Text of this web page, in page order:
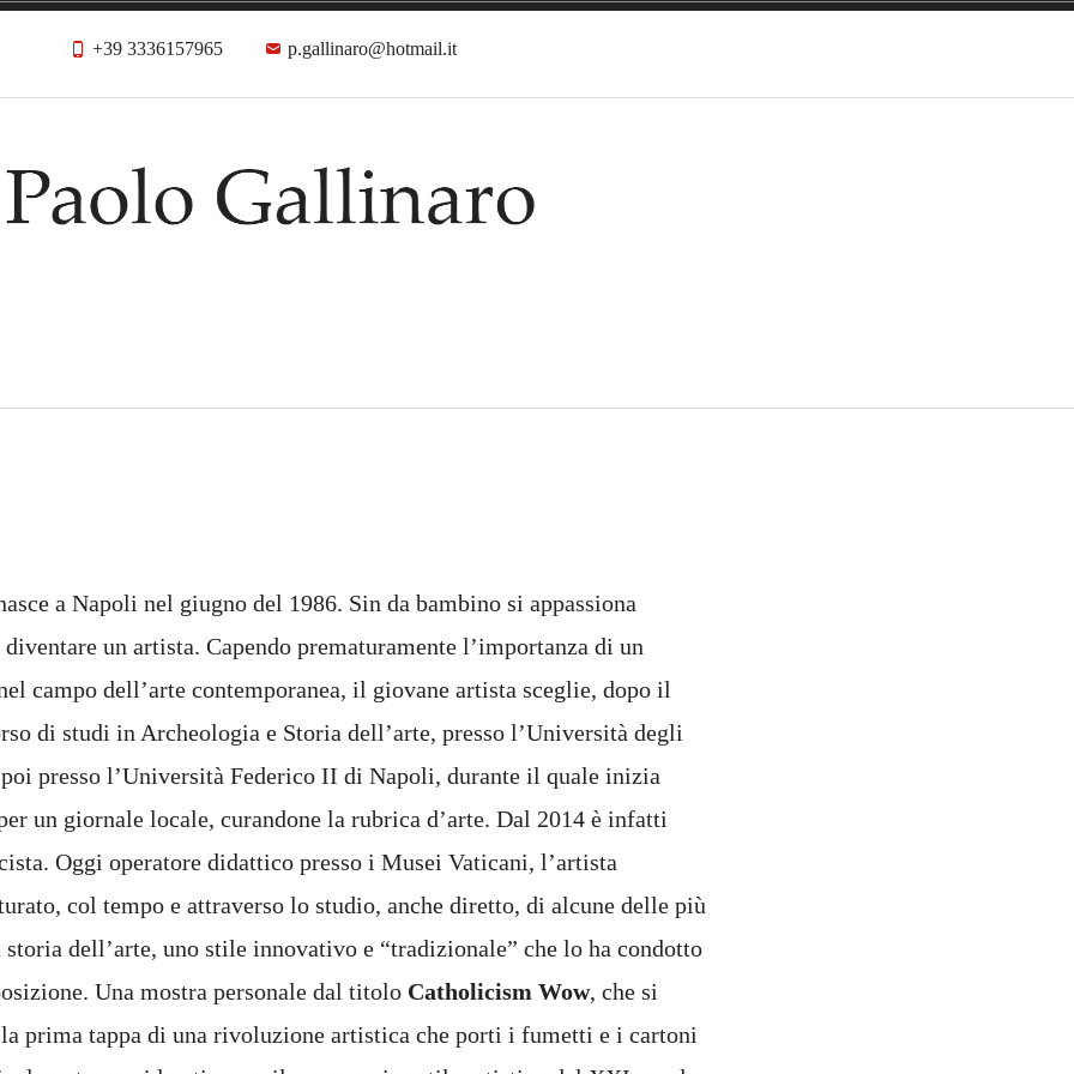
+39 3336157965 p.gallinaro@hotmail.it
a Napoli nel giugno del 1986. Sin da bambino si appassiona
un artista. Capendo prematuramente l’importanza di un
campo dell’arte contemporanea, il giovane artista sceglie, dopo il
di studi in Archeologia e Storia dell’arte, presso l’Università degli
presso l’Università Federico II di Napoli, durante il quale inizia
un giornale locale, curandone la rubrica d’arte. Dal 2014 è infatti
Oggi operatore didattico presso i Musei Vaticani, l’artista
col tempo e attraverso lo studio, anche diretto, di alcune delle più
storia dell’arte, uno stile innovativo e “tradizionale” che lo ha condotto
Una mostra personale dal titolo Catholicism Wow, che si
la prima tappa di una rivoluzione artistica che porti i fumetti e i cartoni